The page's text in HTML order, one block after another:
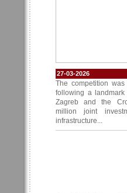
27-03-2026
The competition
following a
Zagreb and the
million joint
infrastructure...